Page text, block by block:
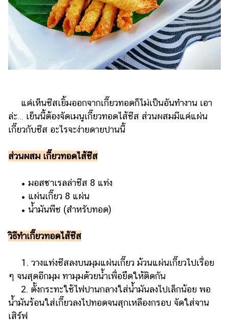
แค่เห็นชีสเยิ้มออกจากเกี๊ยวทอดก็ไม่เป็นอันทำงาน เอา
ล่ะ… เย็นนี้ต้องจัดเมนูเกี๊ยวทอดไส้ชีส ส่วนผสมมีแค่แผ่น
เกี๊ยวกับชีส อะไรจะง่ายดายปานนี้
ส่วนผสม เกี๊ยวทอดไส้ชีส
• มอสซาเรลล่าชีส 8 แท่ง
• แผ่นเกี๊ยว 8 แผ่น
• น้ำมันพืช (สำหรับทอด)
วิธีทำเกี๊ยวทอดไส้ชีส
1. วางแท่งชีสลงบนมุมแผ่นเกี๊ยว ม้วนแผ่นเกี๊ยวไปเรื่อย
ๆ จนสุดอีกมุม ทามุมด้วยน้ำเพื่อยึดให้ติดกัน
2. ตั้งกระทะใช้ไฟปานกลางใส่น้ำมันลงไปเล็กน้อย พอ
น้ำมันร้อนใส่เกี๊ยวลงไปทอดจนสุกเหลืองกรอบ จัดใส่จาน
เสิร์ฟ